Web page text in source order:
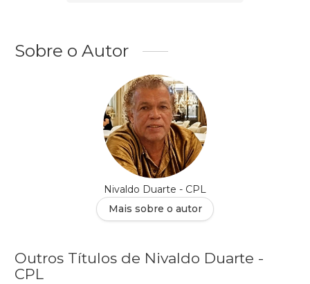
Sobre o Autor
Nivaldo Duarte - CPL
Mais sobre o autor
Outros Títulos de Nivaldo Duarte -
CPL